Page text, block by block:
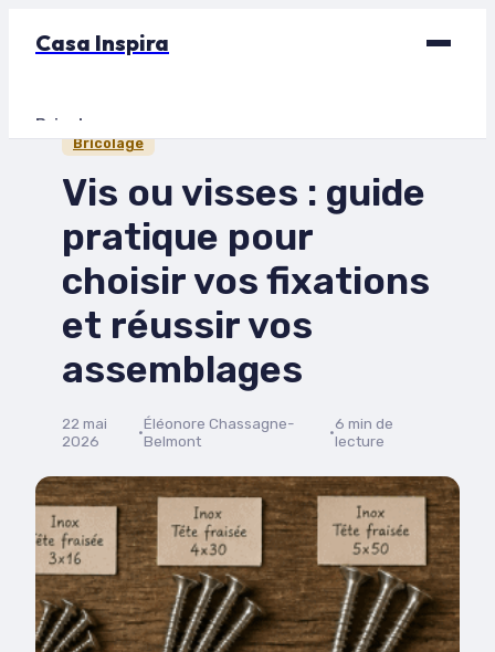
Casa Inspira
Bricolage
Jardinage
Bricolage
Vis ou visses : guide
pratique pour
choisir vos fixations
et réussir vos
assemblages
22 mai
2026
·Éléonore Chassagne-
Belmont
·6 min de
lecture